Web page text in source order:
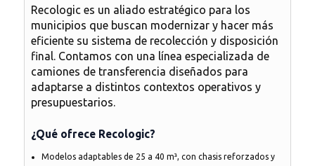
Recologic es un aliado estratégico para los
municipios que buscan modernizar y hacer más
eficiente su sistema de recolección y disposición
final. Contamos con una línea especializada de
camiones de transferencia diseñados para
adaptarse a distintos contextos operativos y
presupuestarios.
¿Qué ofrece Recologic?
Modelos adaptables de 25 a 40 m³, con chasis reforzados y